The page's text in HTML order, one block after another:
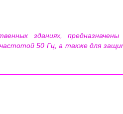
зданиях, предназначены
50 Гц, а также для